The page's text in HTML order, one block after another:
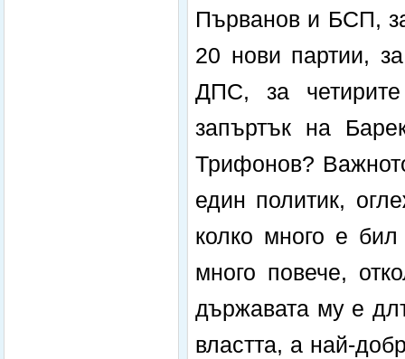
Първанов и БСП,
20 нови партии,
ДПС, за
запъртък на
Трифонов?
един политик,
колко много е
много повече,
държавата му е
властта, а най-